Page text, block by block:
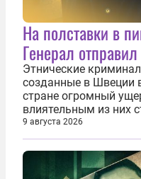
На полставки в
Генерал
Этнические
созданные в Швеции
стране огромный
влиятельным из них
этой сети не только
подсаживают их на
нечто еще даже
9 августа 2026